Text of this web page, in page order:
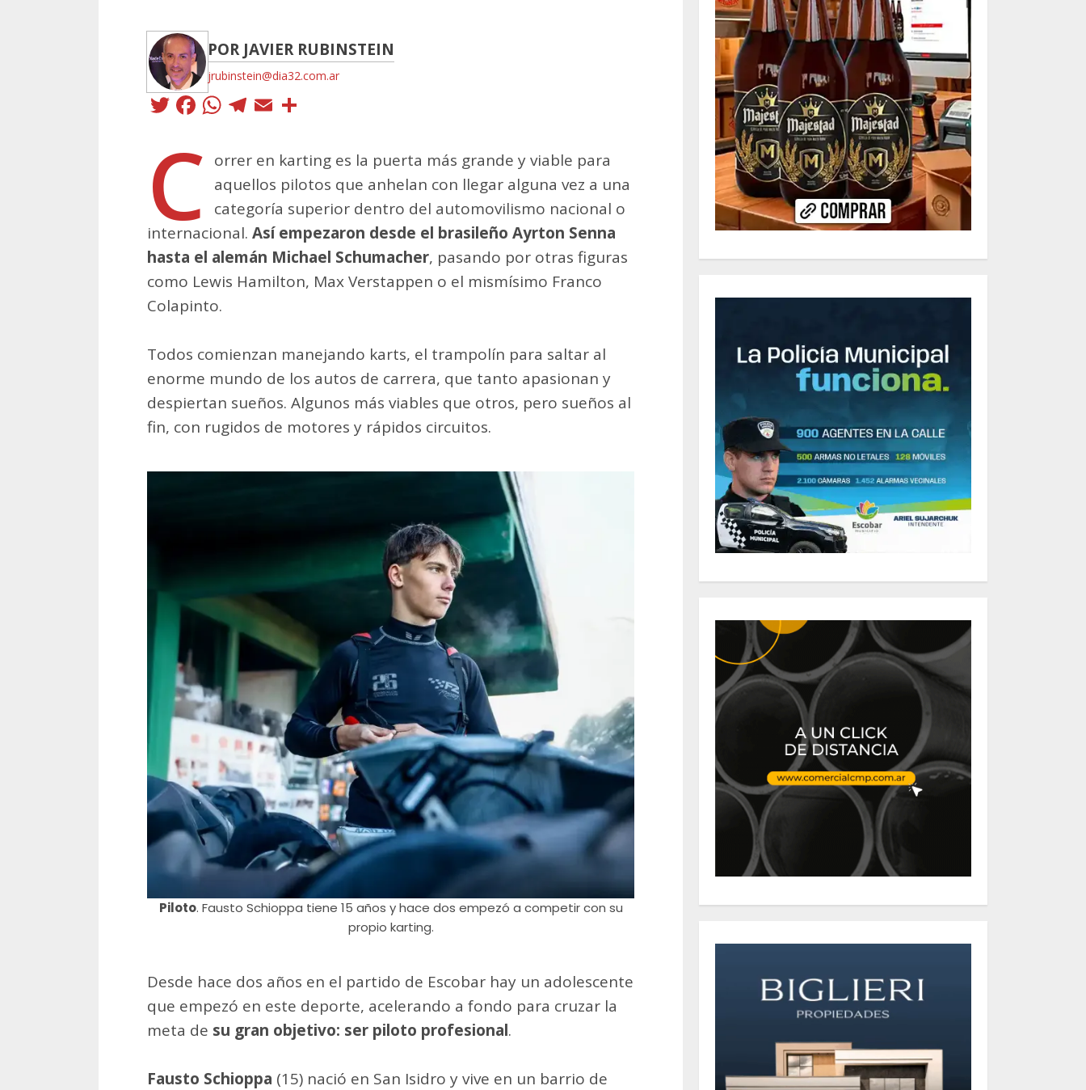
POR JAVIER RUBINSTEIN
jrubinstein@dia32.com.ar
Twitter
Facebook
WhatsApp
Telegram
Email
C orrer en karting es la puerta más grande y viable para
aquellos pilotos que anhelan con llegar alguna vez a una
categoría superior dentro del automovilismo nacional o
internacional. Así empezaron desde el brasileño Ayrton Senna
hasta el alemán Michael Schumacher, pasando por otras figuras
como Lewis Hamilton, Max Verstappen o el mismísimo Franco
Colapinto.
Todos comienzan manejando karts, el trampolín para saltar al
enorme mundo de los autos de carrera, que tanto apasionan y
despiertan sueños. Algunos más viables que otros, pero sueños al
fin, con rugidos de motores y rápidos circuitos.
Piloto. Fausto Schioppa tiene 15 años y hace dos empezó a competir con su
propio karting.
Desde hace dos años en el partido de Escobar hay un adolescente
que empezó en este deporte, acelerando a fondo para cruzar la
meta de su gran objetivo: ser piloto profesional.
Fausto Schioppa (15) nació en San Isidro y vive en un barrio de